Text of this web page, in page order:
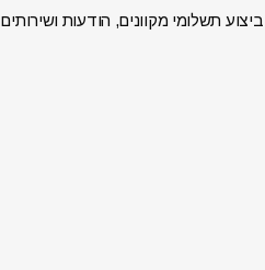
תשלומי מקוונים, הודעות ושירותים